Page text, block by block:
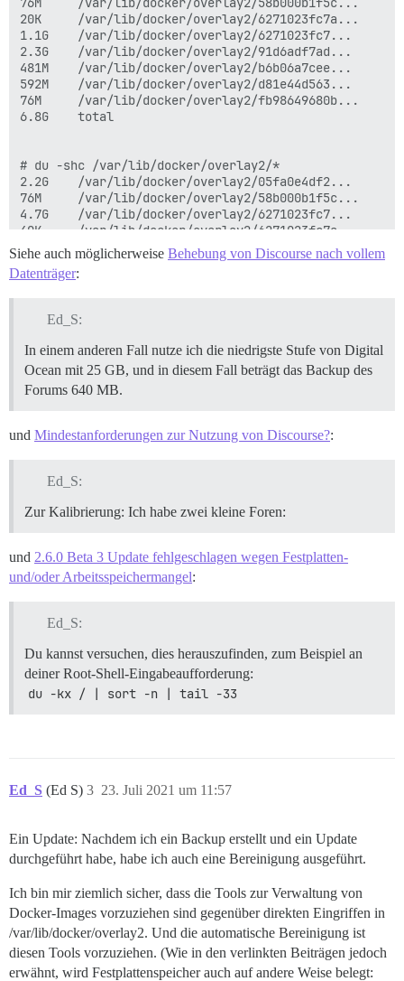
20K  	/var/lib/docker/overlay2/6271023fc7a...
1.1G	/var/lib/docker/overlay2/6271023fc7...
2.3G	/var/lib/docker/overlay2/91d6adf7ad...
481M	/var/lib/docker/overlay2/b6b06a7cee...
592M	/var/lib/docker/overlay2/d81e44d563...
76M 	/var/lib/docker/overlay2/fb98649680b...
6.8G	total
# du -shc /var/lib/docker/overlay2/*
2.2G	/var/lib/docker/overlay2/05fa0e4df2...
76M 	/var/lib/docker/overlay2/58b000b1f5c...
4.7G	/var/lib/docker/overlay2/6271023fc7...
40K  	/var/lib/docker/overlay2/6271023fc7a...
2.3G	/var/lib/docker/overlay2/91d6adf7ad...
481M	/var/lib/docker/overlay2/b6b06a7cee...
592M	/var/lib/docker/overlay2/d81e44d563...
36K  	/var/lib/docker/overlay2/l
# docker system df
TYPE                TOTAL               ACTIVE
Local Volumes       0                   0
Siehe auch möglicherweise Behebung von Discourse nach vollem
Datenträger:
Ed_S:
In einem anderen Fall nutze ich die niedrigste Stufe von Digital
Ocean mit 25 GB, und in diesem Fall beträgt das Backup des
Forums 640 MB.
und Mindestanforderungen zur Nutzung von Discourse?:
Ed_S:
Zur Kalibrierung: Ich habe zwei kleine Foren:
und 2.6.0 Beta 3 Update fehlgeschlagen wegen Festplatten-
und/oder Arbeitsspeichermangel:
Ed_S:
Du kannst versuchen, dies herauszufinden, zum Beispiel an
deiner Root-Shell-Eingabeaufforderung:
du -kx / | sort -n | tail -33
Ed_S (Ed S) 23. Juli 2021 um 11:57
3
Ein Update: Nachdem ich ein Backup erstellt und ein Update
durchgeführt habe, habe ich auch eine Bereinigung ausgeführt.
Ich bin mir ziemlich sicher, dass die Tools zur Verwaltung von
Docker-Images vorzuziehen sind gegenüber direkten Eingriffen in
/var/lib/docker/overlay2. Und die automatische Bereinigung ist
diesen Tools vorzuziehen. (Wie in den verlinkten Beiträgen jedoch
erwähnt, wird Festplattenspeicher auch auf andere Weise belegt: